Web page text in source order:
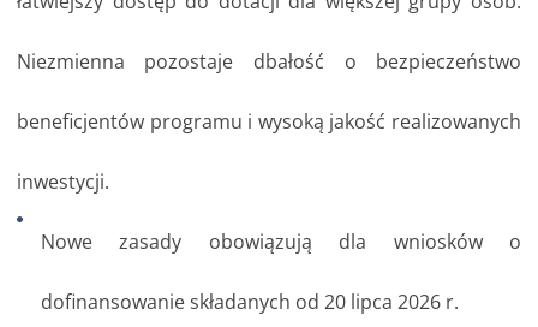
Niezmienna pozostaje dbałość o bezpieczeństwo
beneficjentów programu i wysoką jakość realizowanych
inwestycji.
Nowe zasady obowiązują dla wniosków o
dofinansowanie składanych od 20 lipca 2026 r.